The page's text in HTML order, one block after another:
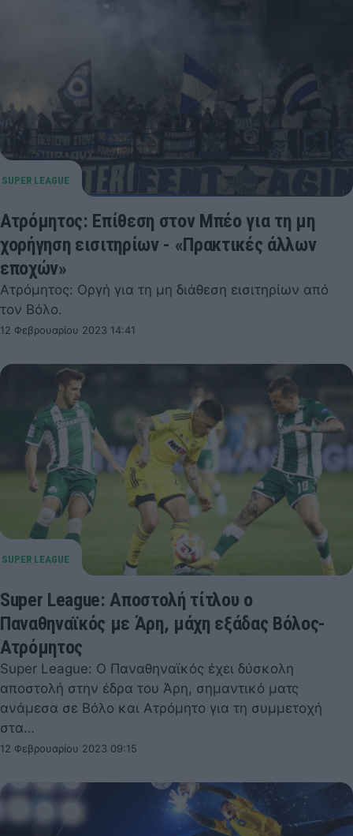
Ατρόμητος: Επίθεση στον Μπέο για τη μη
χορήγηση εισιτηρίων - «Πρακτικές άλλων
εποχών»
Ατρόμητος: Οργή για τη μη διάθεση εισιτηρίων από
τον Βόλο.
12 Φεβρουαρίου 2023 14:41
Super League: Αποστολή τίτλου ο
Παναθηναϊκός με Άρη, μάχη εξάδας Βόλος-
Ατρόμητος
Super League: Ο Παναθηναϊκός έχει δύσκολη
αποστολή στην έδρα του Άρη, σημαντικό ματς
ανάμεσα σε Βόλο και Ατρόμητο για τη συμμετοχή
στα…
12 Φεβρουαρίου 2023 09:15